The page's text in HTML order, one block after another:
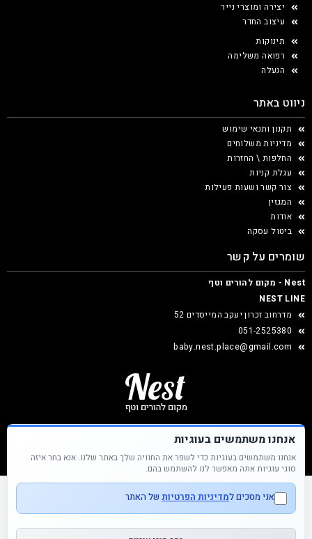
יצירה ומוצרי נייר
עיצוב החדר
תינוקות
רפואה משלימה
הנעלה
ניווט באתר
תקנון ותנאי שימוש
מדיניות משלוחים
החלפות \ החזרות
עגלת קניות
צור קשר ושעות פעילות
המגזין
אודות
ביטול עסקה
שומרים על קשר
Nest - מקום להורים וטף
NEST LINE
מדרחוב זכרון יעקב המייסדים 52
051-2525380
baby.nest.place@gmail.com
Nest &copy כל הזכויות שמורות
אנחנו משתמשים בעוגיות
אנחנו משתמשים בעוגיות כדי לשפר את החוויה שלך באתר שלנו. אנא בחר איזה
סוגי עוגיות אתה מאפשר לנו להשתמש בהם.
אני מסכים למדיניות הפרטיות של האתר